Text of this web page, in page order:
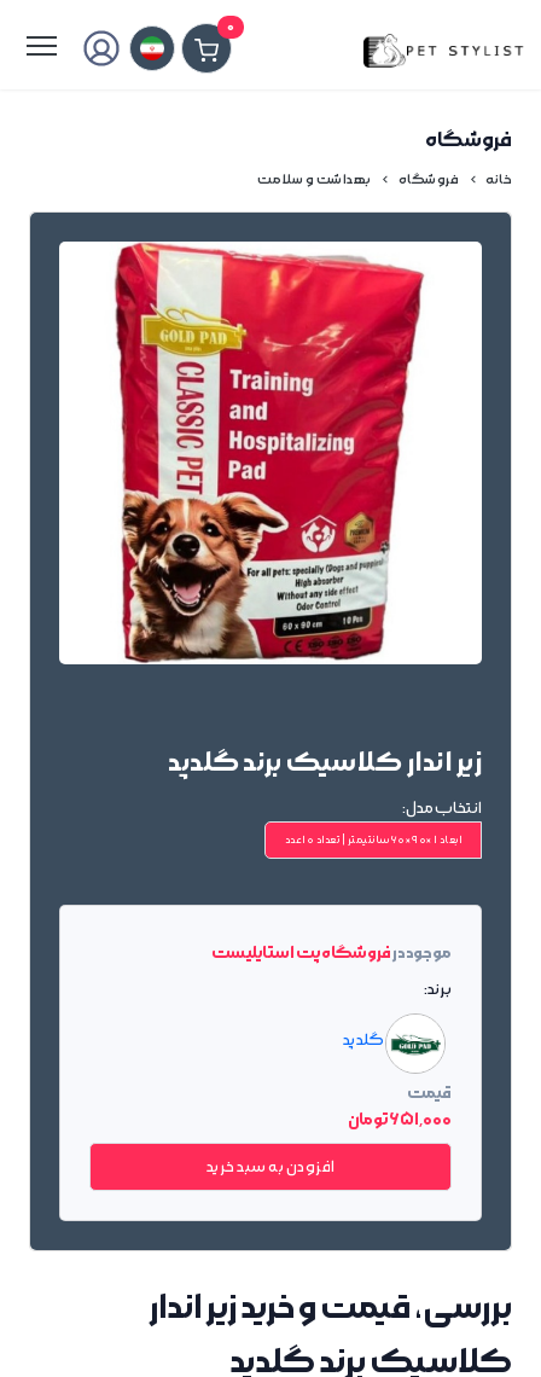
0
فروشگاه
خانه فروشگاه بهداشت و سلامت
زیر اندار کلاسیک برند گلدپد
انتخاب مدل:
ابعاد 1×90×60سانتیمتر | تعداد 10عدد
موجود درفروشگاه پت استایلیست
برند:
گلد پد
قیمت
651٬000 تومان
افزودن به سبد خرید
بررسی، قیمت و خرید زیر اندار
کلاسیک برند گلدپد